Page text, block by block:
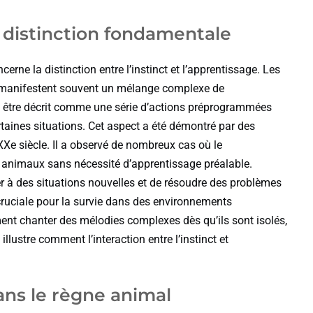
fondamentale
la distinction entre l’instinct et l’apprentissage. Les
souvent un mélange complexe de
décrit comme une série d’actions préprogrammées
situations. Cet aspect a été démontré par des
siècle. Il a observé de nombreux cas où le
sans nécessité d’apprentissage préalable.
à des situations nouvelles et de résoudre des problèmes
pour la survie dans des environnements
chanter des mélodies complexes dès qu’ils sont isolés,
comment l’interaction entre l’instinct et
le règne animal